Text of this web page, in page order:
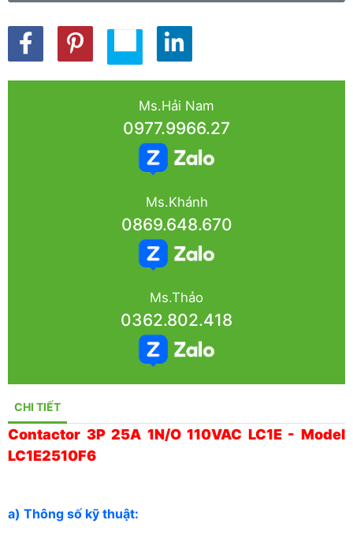
Ms.Hải Nam
0977.9966.27
Ms.Khánh
0869.648.670
Ms.Thảo
0362.802.418
CHI TIẾT
Contactor 3P 25A 1N/O 110VAC LC1E - Model
LC1E2510F6
a) Thông số kỹ thuật: